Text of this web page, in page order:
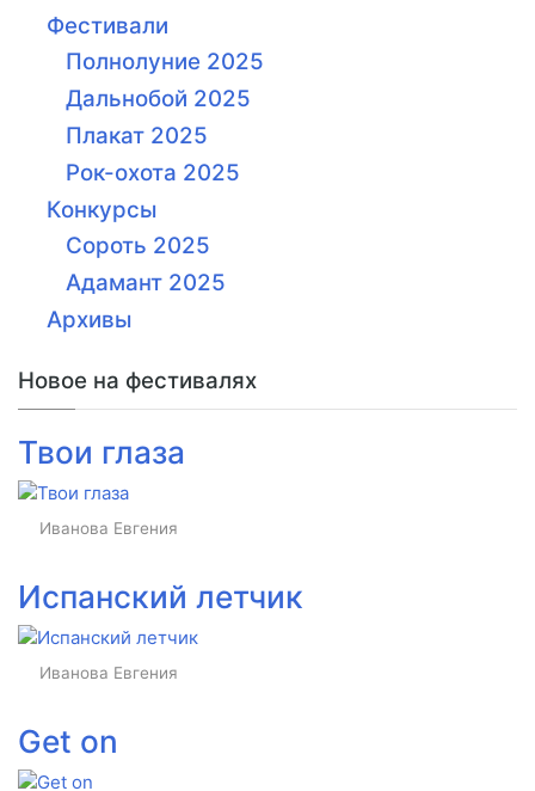
Фестивали
Полнолуние 2025
Дальнобой 2025
Плакат 2025
Рок-охота 2025
Конкурсы
Сороть 2025
Адамант 2025
Архивы
Новое на фестивалях
Твои глаза
Иванова Евгения
Испанский летчик
Иванова Евгения
Get on